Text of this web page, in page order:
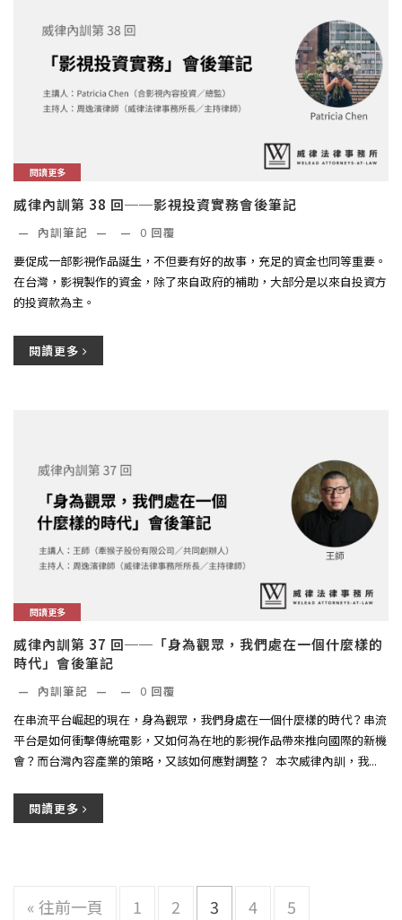
閱讀更多
威律內訓第 38 回──影視投資實務會後筆記
— 內訓筆記 — — 0 回覆
要促成一部影視作品誕生，不但要有好的故事，充足的資金也同等重要。
在台灣，影視製作的資金，除了來自政府的補助，大部分是以來自投資方
的投資款為主。
閱讀更多
閱讀更多
威律內訓第 37 回──「身為觀眾，我們處在一個什麼樣的
時代」會後筆記
— 內訓筆記 — — 0 回覆
在串流平台崛起的現在，身為觀眾，我們身處在一個什麼樣的時代？串流
平台是如何衝擊傳統電影，又如何為在地的影視作品帶來推向國際的新機
會？而台灣內容產業的策略，又該如何應對調整？ ​ 本次威律內訓，我...
閱讀更多
« 往前一頁 1 2 3 4
5